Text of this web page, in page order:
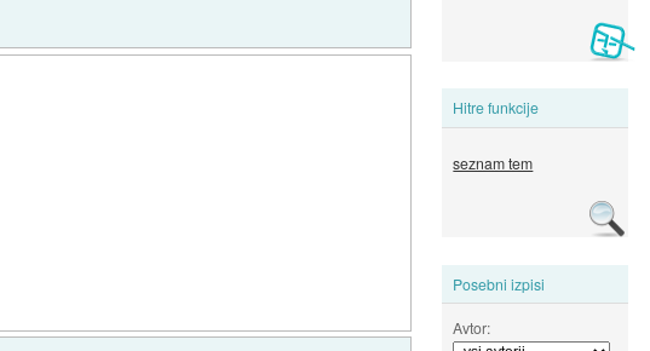
Hitre funkcije
seznam tem
Posebni izpisi
Avtor: